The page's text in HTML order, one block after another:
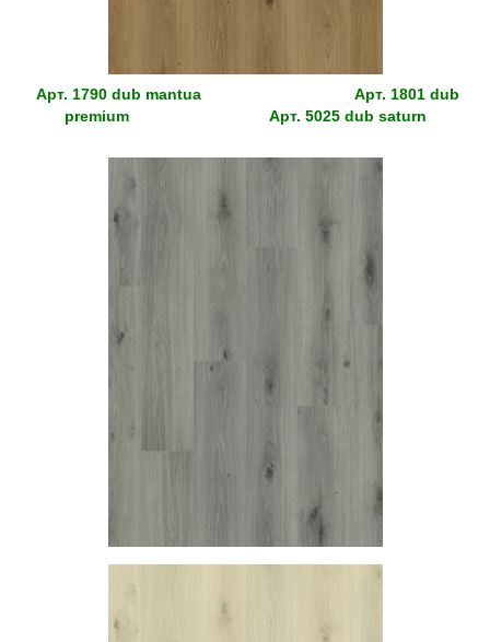
Арт. 1790 dub mantua Арт. 1801 dub
premium Арт. 5025 dub saturn